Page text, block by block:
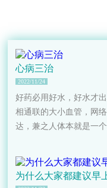
心病三治
2022/11/24
好药必用好水，好水才
相通联的大小血管，网
达，兼之人体本就是一
为什么大家都建议早